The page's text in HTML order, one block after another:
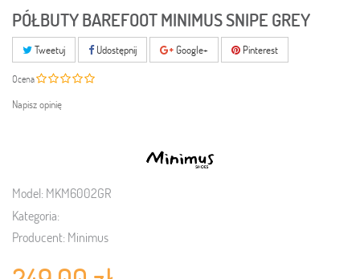
PÓŁBUTY BAREFOOT MINIMUS SNIPE GREY
Tweetuj Udostępnij Google+ Pinterest
Ocena
Napisz opinię
Model: MKM6002GR
Kategoria:
Producent: Minimus